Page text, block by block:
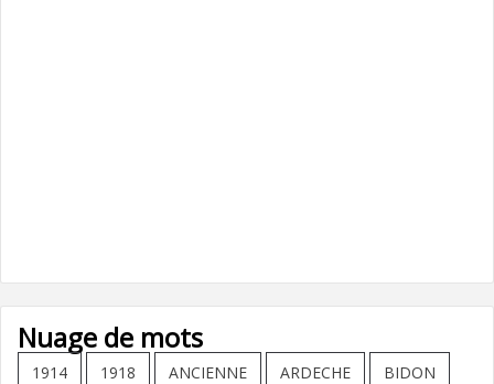
Nuage de mots
1914 1918 ANCIENNE ARDECHE BIDON